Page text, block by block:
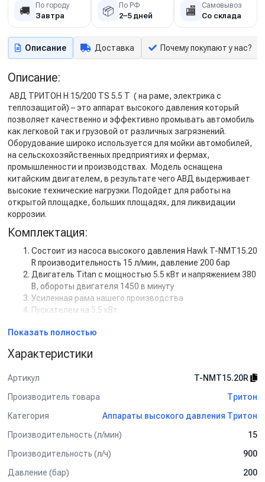
🚚 По городу
Завтра 📦 По РФ
2–5 дней 🏬 Самовывоз
Со склада
Описание Доставка Почему покупают у нас?
Описание:
АВД ТРИТОН H 15/200 TS 5.5 T ( на раме, электрика с
теплозащитой) – это аппарат высокого давления который
позволяет качественно и эффективно промывать автомобиль
как легковой так и грузовой от различных загрязнений.
Оборудование широко используется для мойки автомобилей,
на сельскохозяйственных предприятиях и фермах,
промышленности и производствах. Модель оснащена
китайским двигателем, в результате чего АВД выдерживает
высокие технические нагрузки. Подойдет для работы на
открытой площадке, больших площадях, для ликвидации
коррозии.
Комплектация:
Состоит из насоса высокого давления Hawk T-NMT15.20
R производительность 15 л/мин, давление 200 бар
Двигатель Titan с мощностью 5.5 кВт и напряжением 380
В, обороты двигателя 1450 в минуту
Усиленная рама нашего производства
Пускателем на 5.5 кВт
Дополнительная комплектация:
Манометр
до 50 сек)
Кнопкой на 12В для установки на стену.
Рама на колесах
Барабан для шланга от 10 м до 50 м
Пенокомплект
Шланг высокого давления от 1 м до 50 м
Система пескоструй
Показать полностью
Характеристики
Артикул
T-NMT15.20R
Производитель товара
Тритон
Категория
Аппараты высокого давления Тритон
Производительность (л/мин)
15
Производительность (л/ч)
900
Давление (бар)
200